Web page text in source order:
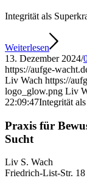
Integrität als
Weiterlesen
13. Dezember 2024/
https://aufge-
Liv Wach https://
logo_glow.png Liv
22:09:47Integrität
Praxis für
Sucht
Liv S. Wach
Friedrich-List-Str. 18